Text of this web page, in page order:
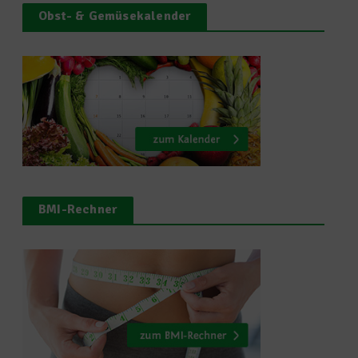
Obst- & Gemüsekalender
BMI-Rechner